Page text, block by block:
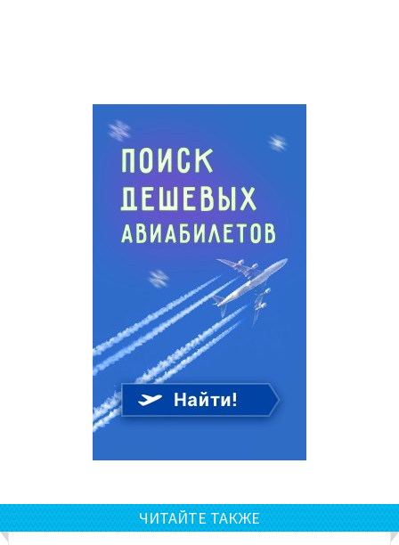
ЧИТАЙТЕ ТАКЖЕ